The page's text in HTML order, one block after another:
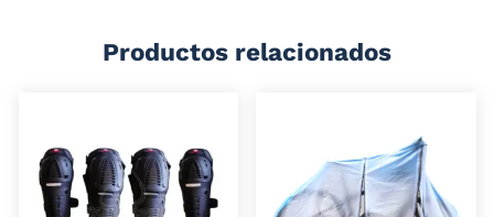
Productos relacionados